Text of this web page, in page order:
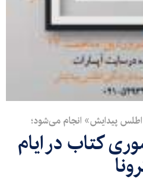
پیدایش» انجام می‌شود؛
کتاب در ایام